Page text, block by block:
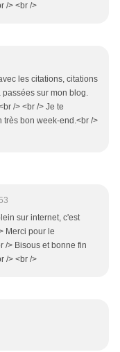
/> <br />
les citations, citations
sur mon blog.
/> <br /> Je te
bon week-end.<br />
sur internet, c'est
Merci pour le
/> Bisous et bonne fin
/> <br />